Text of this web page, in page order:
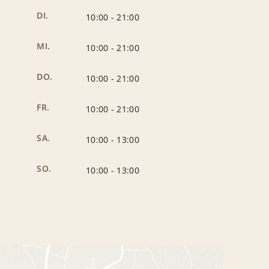
DI. 10:00 -21:00
MI. 10:00 -21:00
DO. 10:00 -21:00
FR. 10:00 -21:00
SA. 10:00 - 13:00
SO. 10:00 - 13:00